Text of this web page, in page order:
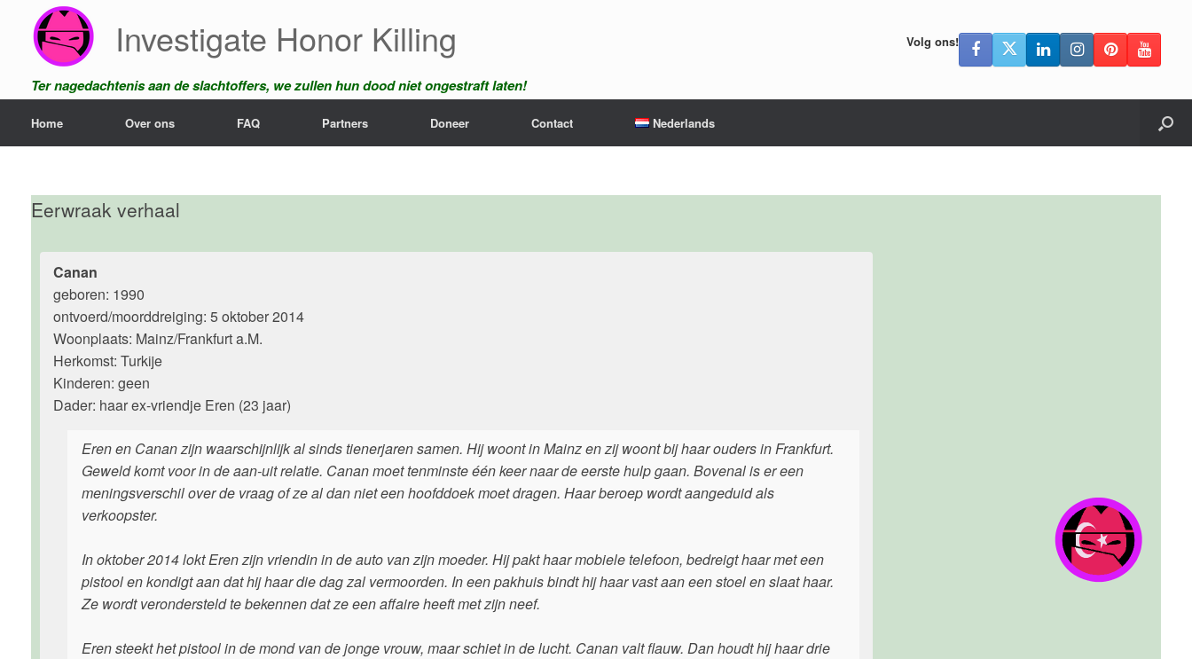
Investigate Honor Killing
Ter nagedachtenis aan de slachtoffers, we zullen hun dood niet ongestraft laten!
Volg ons!
Home Over ons FAQ Partners Doneer Contact Nederlands
Eerwraak verhaal
Canan
geboren: 1990
ontvoerd/moorddreiging: 5 oktober 2014
Woonplaats: Mainz/Frankfurt a.M.
Herkomst: Turkije
Kinderen: geen
Dader: haar ex-vriendje Eren (23 jaar)
Eren en Canan zijn waarschijnlijk al sinds tienerjaren samen. Hij woont in Mainz en zij woont bij haar ouders in Frankfurt.
Geweld komt voor in de aan-uit relatie. Canan moet tenminste één keer naar de eerste hulp gaan. Bovenal is er een
meningsverschil over de vraag of ze al dan niet een hoofddoek moet dragen. Haar beroep wordt aangeduid als
verkoopster.
In oktober 2014 lokt Eren zijn vriendin in de auto van zijn moeder. Hij pakt haar mobiele telefoon, bedreigt haar met een
pistool en kondigt aan dat hij haar die dag zal vermoorden. In een pakhuis bindt hij haar vast aan een stoel en slaat haar.
Ze wordt verondersteld te bekennen dat ze een affaire heeft met zijn neef.
Eren steekt het pistool in de mond van de jonge vrouw, maar schiet in de lucht. Canan valt flauw. Dan houdt hij haar drie